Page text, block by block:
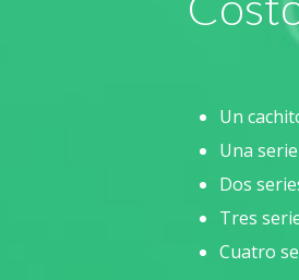
Un
Una
Dos
Tres
Cuatro